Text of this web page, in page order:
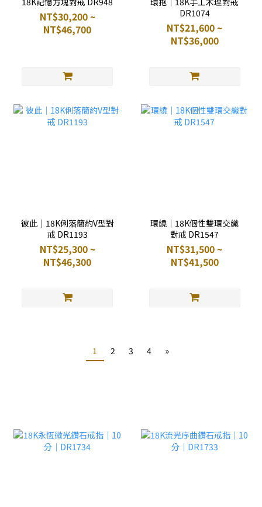
NT$30,200 ~
NT$46,700
DR1074
NT$21,600 ~
NT$36,000
彼此｜18K俐落簡約V型對
戒 DR1193
NT$25,300 ~
NT$46,300
環繞｜18K個性雙環交織
對戒 DR1547
NT$31,500 ~
NT$41,500
1 2 3 4 »